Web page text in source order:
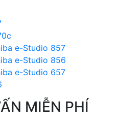
e-Studio 857
e-Studio 856
e-Studio 657
MIỄN PHÍ